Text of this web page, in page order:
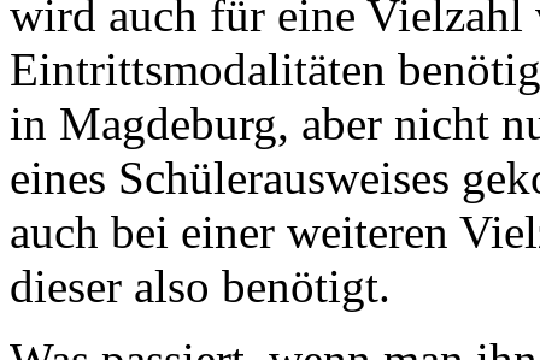
wird auch für eine Vielzahl
Eintrittsmodalitäten
in Magdeburg, aber nicht
eines Schülerausweises
auch bei einer weiteren
dieser also benötigt.